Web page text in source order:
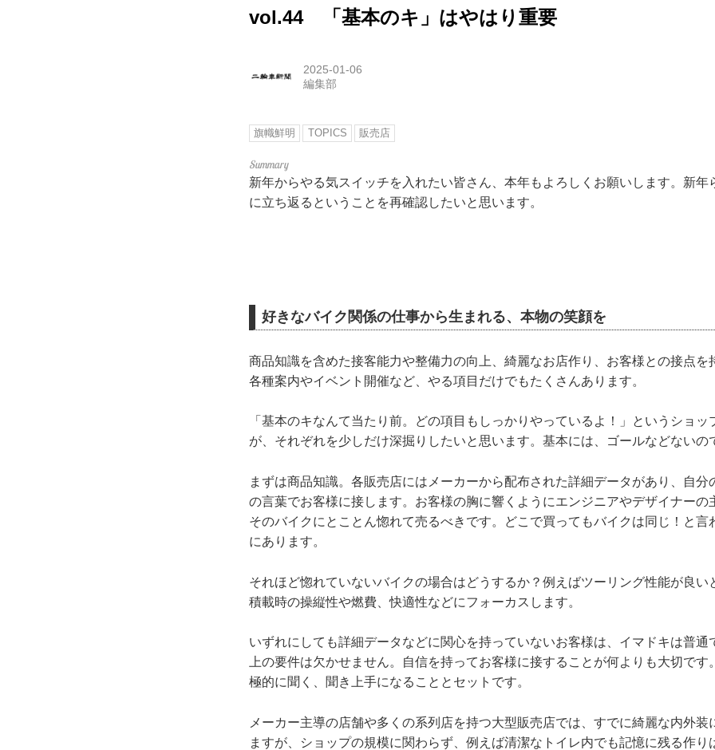
vol.44 「基本のキ」はやはり重要
2025-01-06
編集部
旗幟鮮明 TOPICS 販売店
新年からやる気スイッチを入れたい皆さん、本年もよろしくお願いします。新年
に立ち返るということを再確認したいと思います。
好きなバイク関係の仕事から生まれる、本物の笑顔を
商品知識を含めた接客能力や整備力の向上、綺麗なお店作り、お客様との接点を
各種案内やイベント開催など、やる項目だけでもたくさんあります。
「基本のキなんて当たり前。どの項目もしっかりやっているよ！」というショッ
が、それぞれを少しだけ深掘りしたいと思います。基本には、ゴールなどないの
まずは商品知識。各販売店にはメーカーから配布された詳細データがあり、自分
の言葉でお客様に接します。お客様の胸に響くようにエンジニアやデザイナーの
そのバイクにとことん惚れて売るべきです。どこで買ってもバイクは同じ！と言
にあります。
それほど惚れていないバイクの場合はどうするか？例えばツーリング性能が良い
積載時の操縦性や燃費、快適性などにフォーカスします。
いずれにしても詳細データなどに関心を持っていないお客様は、イマドキは普通
上の要件は欠かせません。自信を持ってお客様に接することが何よりも大切です
極的に聞く、聞き上手になることとセットです。
メーカー主導の店舗や多くの系列店を持つ大型販売店では、すでに綺麗な内外装
ますが、ショップの規模に関わらず、例えば清潔なトイレ内でも記憶に残る作り